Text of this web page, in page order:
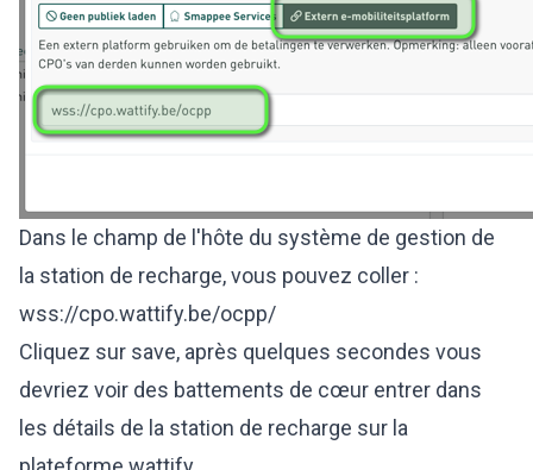
Dans le champ de l'hôte du système de gestion de
la station de recharge, vous pouvez coller :
wss://cpo.wattify.be/ocpp/
Cliquez sur save, après quelques secondes vous
devriez voir des battements de cœur entrer dans
les détails de la station de recharge sur la